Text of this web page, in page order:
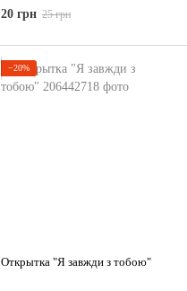
20 грн 25 грн
−20%
Открытка "Я завжди з тобою"